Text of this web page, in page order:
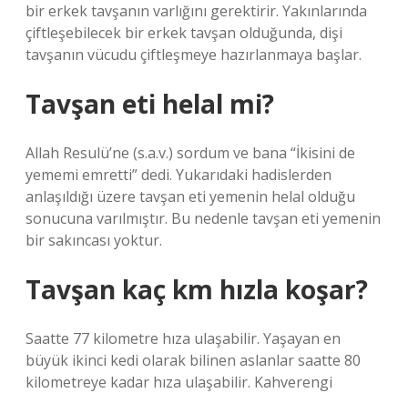
bir erkek tavşanın varlığını gerektirir. Yakınlarında
çiftleşebilecek bir erkek tavşan olduğunda, dişi
tavşanın vücudu çiftleşmeye hazırlanmaya başlar.
Tavşan eti helal mi?
Allah Resulü’ne (s.a.v.) sordum ve bana “İkisini de
yememi emretti” dedi. Yukarıdaki hadislerden
anlaşıldığı üzere tavşan eti yemenin helal olduğu
sonucuna varılmıştır. Bu nedenle tavşan eti yemenin
bir sakıncası yoktur.
Tavşan kaç km hızla koşar?
Saatte 77 kilometre hıza ulaşabilir. Yaşayan en
büyük ikinci kedi olarak bilinen aslanlar saatte 80
kilometreye kadar hıza ulaşabilir. Kahverengi